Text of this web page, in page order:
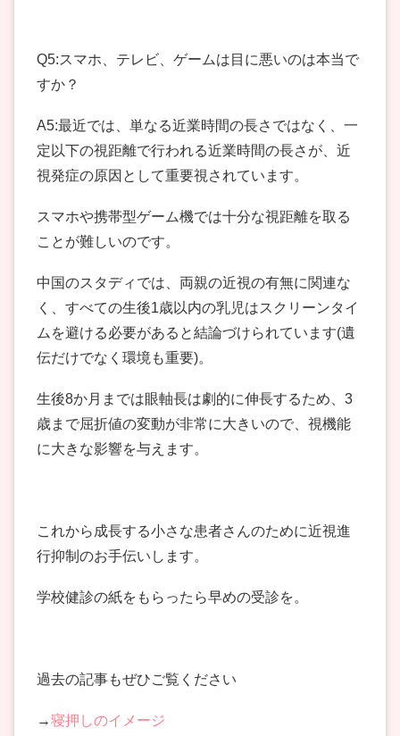
Q5:スマホ、テレビ、ゲームは目に悪いのは本当で
すか？
A5:最近では、単なる近業時間の長さではなく、一
定以下の視距離で行われる近業時間の長さが、近
視発症の原因として重要視されています。
スマホや携帯型ゲーム機では十分な視距離を取る
ことが難しいのです。
中国のスタディでは、両親の近視の有無に関連な
く、すべての生後1歳以内の乳児はスクリーンタイ
ムを避ける必要があると結論づけられています(遺
伝だけでなく環境も重要)。
生後8か月までは眼軸長は劇的に伸長するため、3
歳まで屈折値の変動が非常に大きいので、視機能
に大きな影響を与えます。
これから成長する小さな患者さんのために近視進
行抑制のお手伝いします。
学校健診の紙をもらったら早めの受診を。
過去の記事もぜひご覧ください
→寝押しのイメージ